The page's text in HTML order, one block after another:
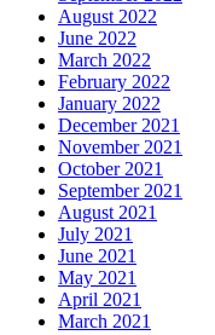
August 2022
June 2022
March 2022
February 2022
January 2022
December 2021
November 2021
October 2021
September 2021
August 2021
July 2021
June 2021
May 2021
April 2021
March 2021